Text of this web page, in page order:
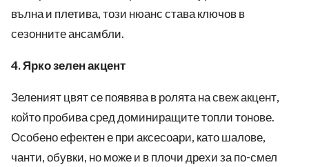
вълна и плетива, този нюанс става ключов в
сезонните ансамбли.
4. Ярко зелен акцент
Зеленият цвят се появява в ролята на свеж акцент,
който пробива сред доминиращите топли тонове.
Особено ефектен е при аксесоари, като шалове,
чанти, обувки, но може и в плочи дрехи за по-смел